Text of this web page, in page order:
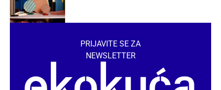
PRIJAVITE SE ZA
NEWSLETTER